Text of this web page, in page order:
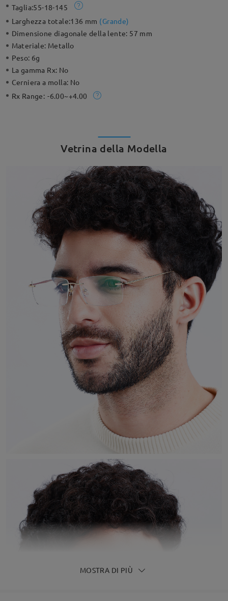
Taglia:55-18-145
Larghezza totale:136 mm (Grande)
Dimensione diagonale della lente: 57 mm
Materiale: Metallo
Peso: 6g
La gamma Rx: No
Cerniera a molla: No
Rx Range: -6.00~+4.00
Vetrina della Modella
MOSTRA DI PIÙ